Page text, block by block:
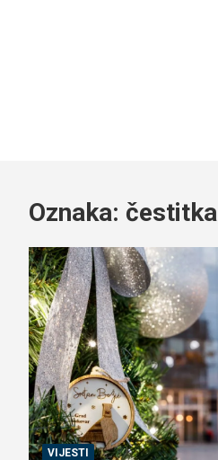
Oznaka: čestitka
VIJESTI